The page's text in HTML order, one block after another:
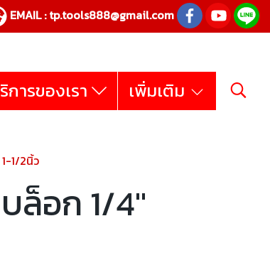
EMAIL :tp.tools888@gmail.com
การของเรา เพิ่มเติม
1/2นิ้ว
ล็อก 1/4"